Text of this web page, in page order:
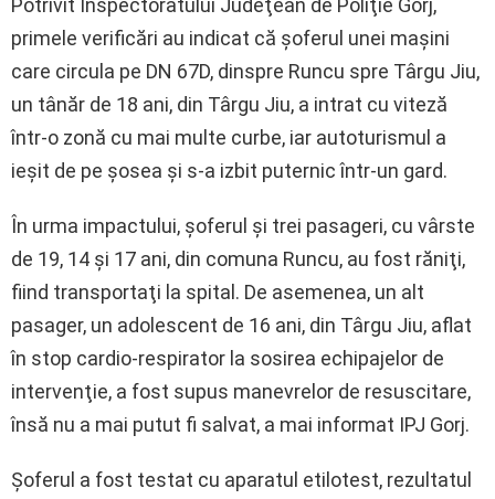
primele verificări au indicat că şoferul unei maşini
care circula pe DN 67D, dinspre Runcu spre Târgu Jiu,
un tânăr de 18 ani, din Târgu Jiu, a intrat cu viteză
într-o zonă cu mai multe curbe, iar autoturismul a
ieşit de pe şosea şi s-a izbit puternic într-un gard.
În urma impactului, şoferul şi trei pasageri, cu vârste
de 19, 14 şi 17 ani, din comuna Runcu, au fost răniţi,
fiind transportaţi la spital. De asemenea, un alt
pasager, un adolescent de 16 ani, din Târgu Jiu, aflat
în stop cardio-respirator la sosirea echipajelor de
intervenţie, a fost supus manevrelor de resuscitare,
însă nu a mai putut fi salvat, a mai informat IPJ Gorj.
Şoferul a fost testat cu aparatul etilotest, rezultatul